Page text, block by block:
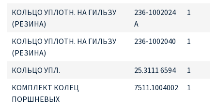
КОЛЬЦО УПЛОТН. НА ГИЛЬЗУ
(РЕЗИНА)
236-1002024
А
1
КОЛЬЦО УПЛОТН. НА ГИЛЬЗУ
(РЕЗИНА)
236-1002040 1
КОЛЬЦО УПЛ. 25.3111 6594
1
КОМПЛЕКТ КОЛЕЦ
ПОРШНЕВЫХ
7511.1004002 1